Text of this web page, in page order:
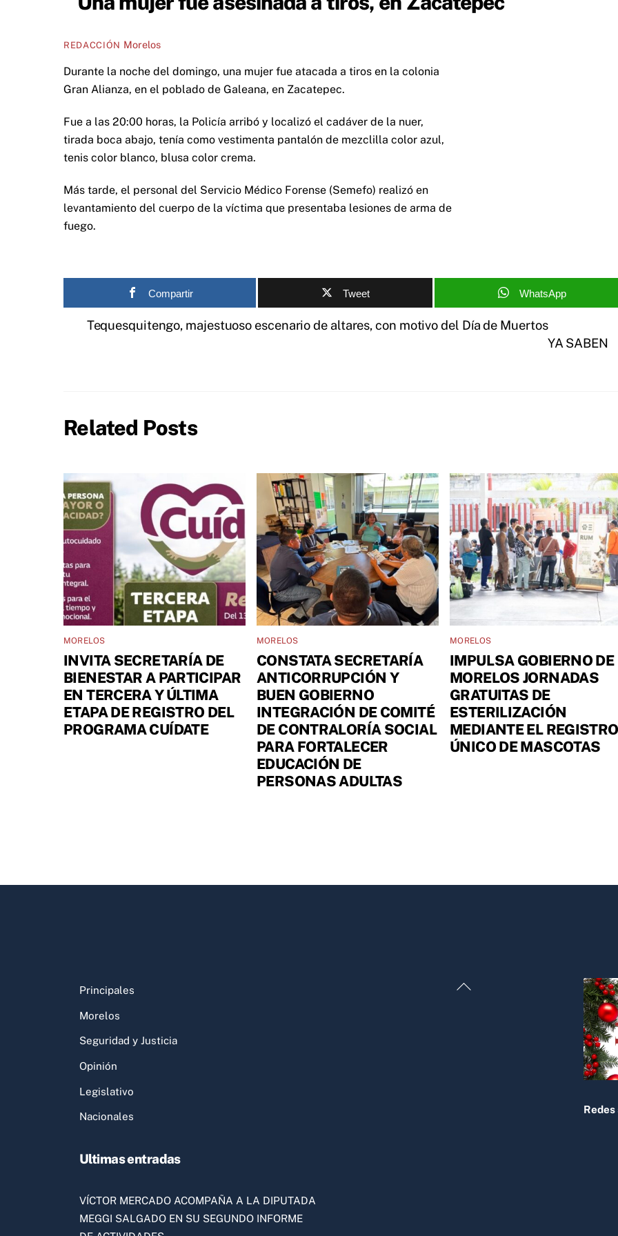
REDACCIÓN Morelos
Durante la noche del domingo, una mujer fue atacada a tiros en la colonia
Gran Alianza, en el poblado de Galeana, en Zacatepec.
Fue a las 20:00 horas, la Policía arribó y localizó el cadáver de la nuer,
tirada boca abajo, tenía como vestimenta pantalón de mezclilla color azul,
tenis color blanco, blusa color crema.
Más tarde, el personal del Servicio Médico Forense (Semefo) realizó en
levantamiento del cuerpo de la víctima que presentaba lesiones de arma de
fuego.
Compartir Tweet WhatsApp
Tequesquitengo, majestuoso escenario de altares, con motivo del Día de Muertos
YA SABEN
Related Posts
MORELOS
INVITA SECRETARÍA DE
BIENESTAR A PARTICIPAR
EN TERCERA Y ÚLTIMA
ETAPA DE REGISTRO DEL
PROGRAMA CUÍDATE
MORELOS
CONSTATA SECRETARÍA
ANTICORRUPCIÓN Y
BUEN GOBIERNO
INTEGRACIÓN DE COMITÉ
DE CONTRALORÍA SOCIAL
PARA FORTALECER
EDUCACIÓN DE
PERSONAS ADULTAS
MORELOS
IMPULSA GOBIERNO DE
MORELOS JORNADAS
GRATUITAS DE
ESTERILIZACIÓN
MEDIANTE EL REGISTRO
ÚNICO DE MASCOTAS
Back
Principales
Morelos
Seguridad y Justicia
Opinión
Legislativo
Nacionales
Ultimas entradas
VÍCTOR MERCADO ACOMPAÑA A LA DIPUTADA
MEGGI SALGADO EN SU SEGUNDO INFORME